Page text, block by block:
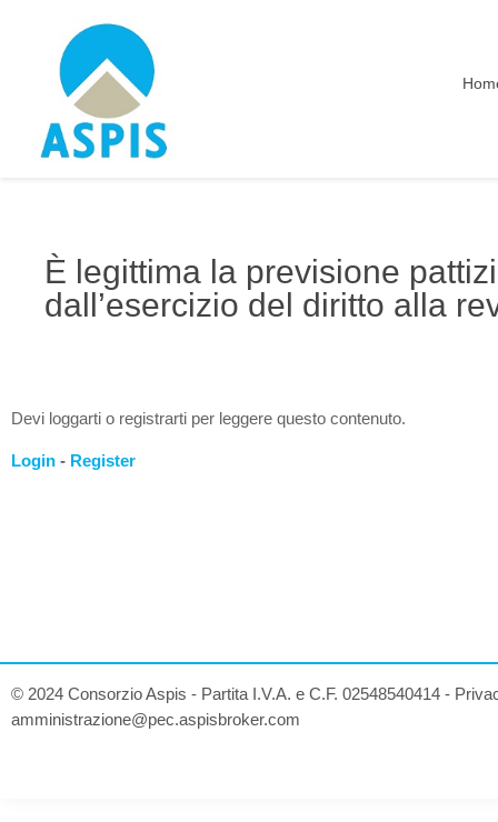
È legittima la previsione
dall’esercizio del diritto alla
Devi loggarti o registrarti per leggere questo contenuto.
Login - Register
© 2024 Consorzio Aspis - Partita I.V.A. e C.F. 02548540414 -
amministrazione@pec.aspisbroker.com